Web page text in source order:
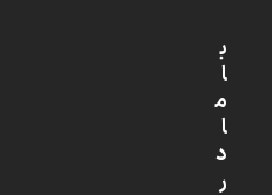
ب
ا
م
ا
د
ر